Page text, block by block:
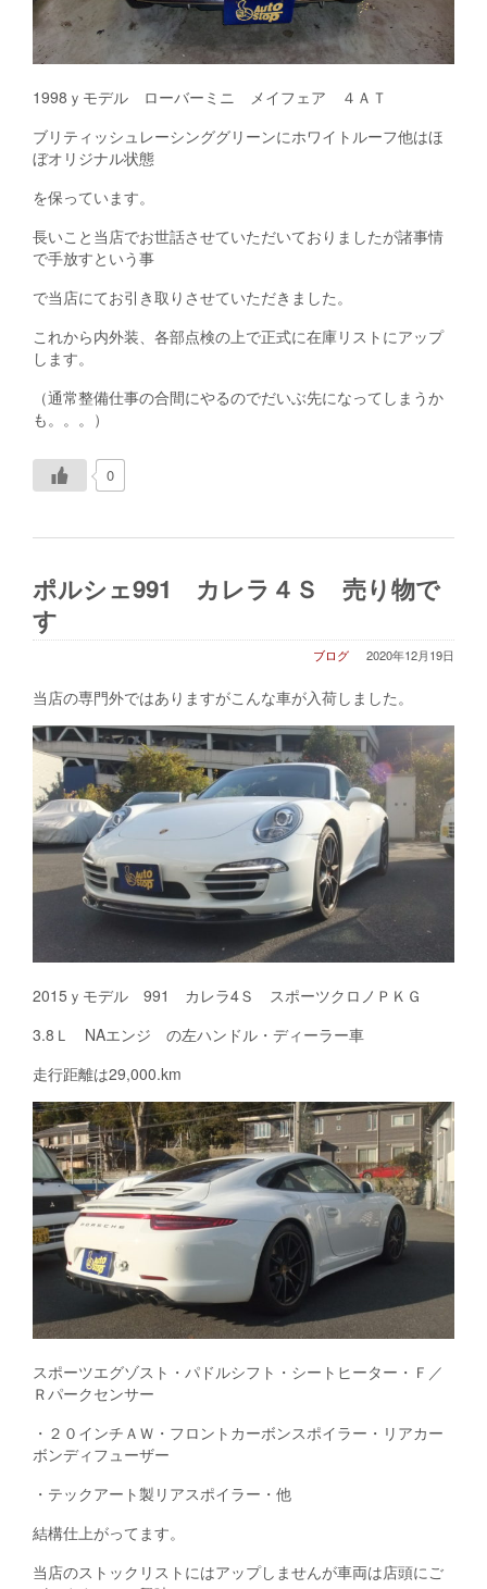
1998ｙモデル ローバーミニ メイフェア ４ＡＴ
ブリティッシュレーシンググリーンにホワイトルーフ他はほ
ぼオリジナル状態
を保っています。
長いこと当店でお世話させていただいておりましたが諸事情
で手放すという事
で当店にてお引き取りさせていただきました。
これから内外装、各部点検の上で正式に在庫リストにアップ
します。
（通常整備仕事の合間にやるのでだいぶ先になってしまうか
も。。。）
0
ポルシェ991 カレラ４Ｓ 売り物で
す
2020年12月19日
ブログ
当店の専門外ではありますがこんな車が入荷しました。
2015ｙモデル 991 カレラ4Ｓ スポーツクロノＰＫＧ
3.8Ｌ NAエンジ の左ハンドル・ディーラー車
走行距離は29,000.km
スポーツエグゾスト・パドルシフト・シートヒーター・Ｆ／
Ｒパークセンサー
・２０インチＡＷ・フロントカーボンスポイラー・リアカー
ボンディフューザー
・テックアート製リアスポイラー・他
結構仕上がってます。
当店のストックリストにはアップしませんが車両は店頭にご